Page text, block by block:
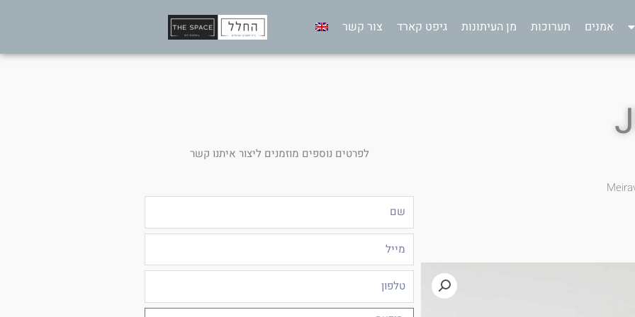
אמנים תערוכות מן העיתונות גיפט קארד צור קשר
לפרטים נוספים מוזמנים ליצור איתנו קשר
טלפון